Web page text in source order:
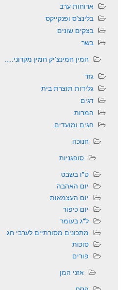
ארוחות ערב
בלינצ'ס ופנקייקס
בצקים שונים
בשר
חמין חמינצ'יק חמין מקרוני….
גזר
גלידות תוצרת בית
דגים
המרות
חגים ומועדים
חנוכה
סופגניות
ט"ו בשבט
יום האהבה
יום העצמאות
יום כיפור
ל"ג בעומר
מתכונים מסורתיים לערבי חג
סוכות
פורים
אזני המן